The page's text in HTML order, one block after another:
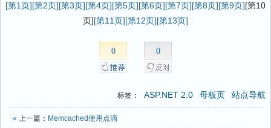
[第1页][第2页][第3页][第4页][第5页][第6页][第7页][第8页][第9页][第10
页][第11页][第12页][第13页]
0 0
标签： ASP.NET 2.0 母板页 站点导航
« 上一篇： Memcached使用点滴